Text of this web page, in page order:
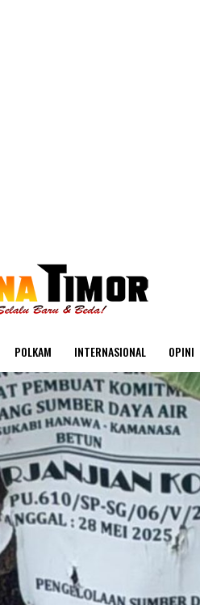
POLKAM INTERNASIONAL OPINI